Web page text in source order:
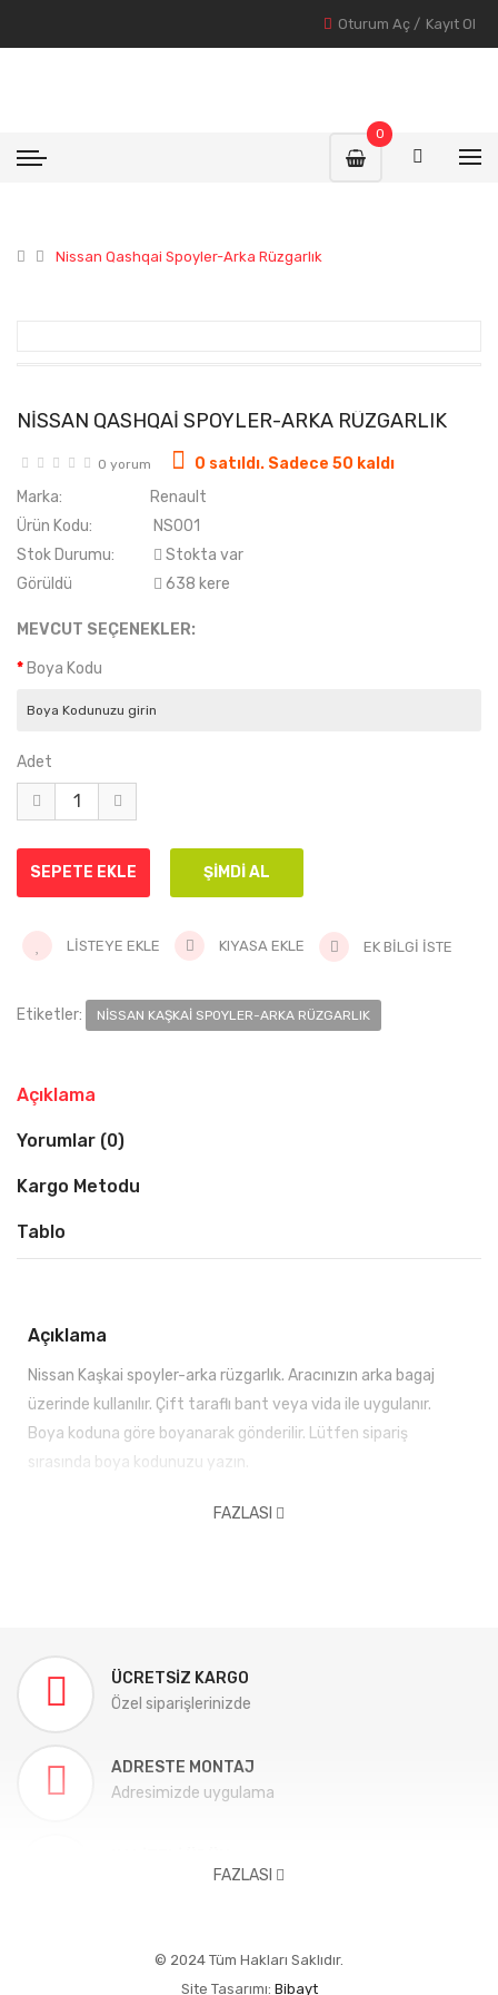
Oturum Aç / Kayıt Ol
0
Nissan Qashqai Spoyler-Arka Rüzgarlık
NISSAN QASHQAI SPOYLER-ARKA RÜZGARLIK
0 yorum
0 satıldı. Sadece 50 kaldı
Marka:
Renault
Ürün Kodu:
NS001
Stok Durumu:
Stokta var
Görüldü
638 kere
MEVCUT SEÇENEKLER:
Boya Kodu
Adet
LISTEYE EKLE KIYASA EKLE EK BILGI İSTE
Etiketler: NISSAN KAŞKAI SPOYLER-ARKA RÜZGARLIK
Açıklama
Yorumlar (0)
Kargo Metodu
Tablo
Açıklama
Nissan Kaşkai spoyler-arka rüzgarlık. Aracınızın arka bagaj
üzerinde kullanılır. Çift taraflı bant veya vida ile uygulanır.
Boya koduna göre boyanarak gönderilir. Lütfen sipariş
sırasında boya kodunuzu yazın.
FAZLASI
ÜCRETSIZ KARGO
Özel siparişlerinizde
ADRESTE MONTAJ
Adresimizde uygulama
Aracınıza tam uygun
Her zaman ulaşılabilme
FAZLASI
© 2024 Tüm Hakları Saklıdır.
Site Tasarımı: Bibayt